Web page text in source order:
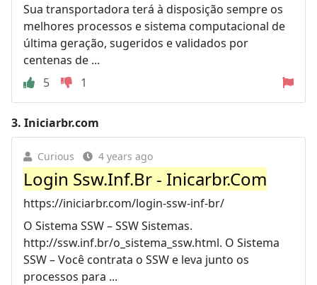
Sua transportadora terá à disposição sempre os
melhores processos e sistema computacional de
última geração, sugeridos e validados por
centenas de ...
5
1
3. Iniciarbr.com
Curious 4 years ago
Login Ssw.Inf.Br - Inicarbr.Com
https://iniciarbr.com/login-ssw-inf-br/
O Sistema SSW – SSW Sistemas.
http://ssw.inf.br/o_sistema_ssw.html. O Sistema
SSW – Você contrata o SSW e leva junto os
processos para ...